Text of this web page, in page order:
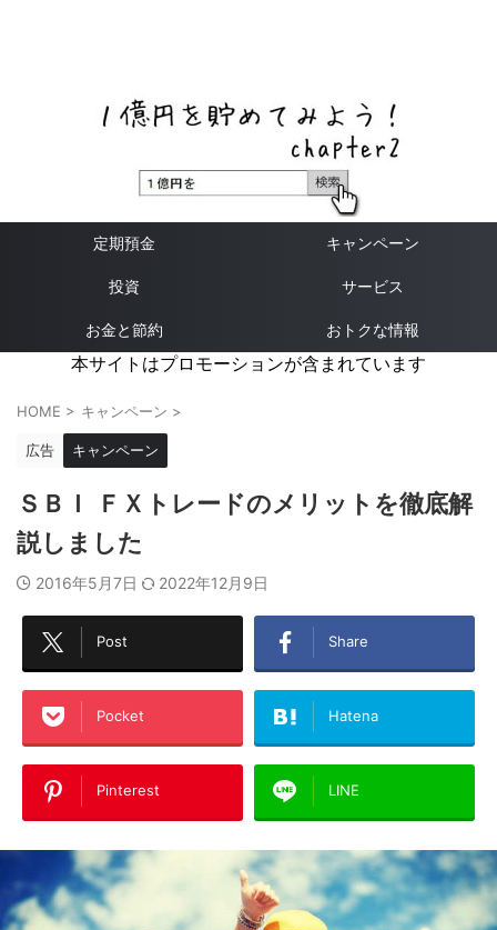
定期預金 キャンペーン
投資 サービス
お金と節約 おトクな情報
本サイトはプロモーションが含まれています
HOME > キャンペーン >
広告 キャンペーン
ＳＢＩ ＦＸトレードのメリットを徹底解
説しました
2016年5月7日 2022年12月9日
Post Share
Pocket Hatena
Pinterest LINE